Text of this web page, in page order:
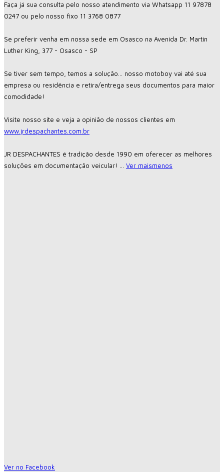
Faça já sua consulta pelo nosso atendimento via Whatsapp 11 97878
0247 ou pelo nosso fixo 11 3768 0877
Se preferir venha em nossa sede em Osasco na Avenida Dr. Martin
Luther King, 377 - Osasco - SP
Se tiver sem tempo, temos a solução... nosso motoboy vai até sua
empresa ou residência e retira/entrega seus documentos para maior
comodidade!
Visite nosso site e veja a opinião de nossos clientes em
www.jrdespachantes.com.br
JR DESPACHANTES é tradição desde 1990 em oferecer as melhores
soluções em documentação veicular! ... Ver maismenos
Ver no Facebook